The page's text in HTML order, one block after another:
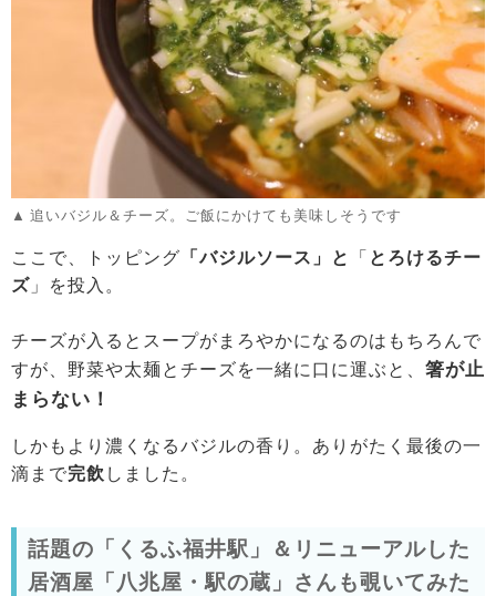
追いバジル＆チーズ。ご飯にかけても美味しそうです
ここで、トッピング 「バジルソース」と 「 とろけるチー
ズ 」を投入。
チーズが入るとスープがまろやかになるのはもちろんで
すが、野菜や太麺とチーズを一緒に口に運ぶと、 箸が止
まらない！
しかもより濃くなるバジルの香り。ありがたく最後の一
滴まで完飲 しました。
話題の「くるふ福井駅」＆リニューアルした
居酒屋「八兆屋・駅の蔵」さんも覗いてみた